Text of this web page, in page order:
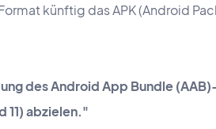
künftig das APK (Android
des Android App Bundle
11) abzielen."